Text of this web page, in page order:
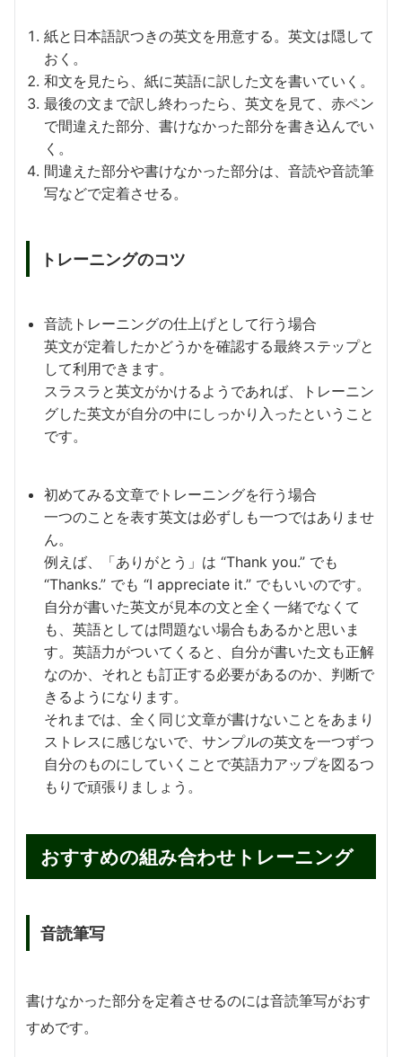
紙と日本語訳つきの英文を用意する。英文は隠して
おく。
和文を見たら、紙に英語に訳した文を書いていく。
最後の文まで訳し終わったら、英文を見て、赤ペン
で間違えた部分、書けなかった部分を書き込んでい
く。
間違えた部分や書けなかった部分は、音読や音読筆
写などで定着させる。
トレーニングのコツ
音読トレーニングの仕上げとして行う場合
英文が定着したかどうかを確認する最終ステップと
して利用できます。
スラスラと英文がかけるようであれば、トレーニン
グした英文が自分の中にしっかり入ったということ
です。
初めてみる文章でトレーニングを行う場合
一つのことを表す英文は必ずしも一つではありませ
ん。
例えば、「ありがとう」は “Thank you.” でも
“Thanks.” でも “I appreciate it.” でもいいのです。
自分が書いた英文が見本の文と全く一緒でなくて
も、英語としては問題ない場合もあるかと思いま
す。英語力がついてくると、自分が書いた文も正解
なのか、それとも訂正する必要があるのか、判断で
きるようになります。
それまでは、全く同じ文章が書けないことをあまり
ストレスに感じないで、サンプルの英文を一つずつ
自分のものにしていくことで英語力アップを図るつ
もりで頑張りましょう。
おすすめの組み合わせトレーニング
音読筆写
書けなかった部分を定着させるのには音読筆写がおす
すめです。